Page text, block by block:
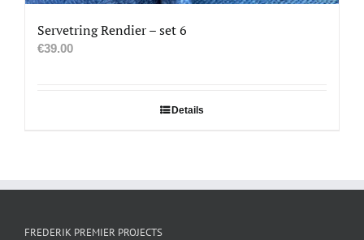
Servetring Rendier – set 6
€39.00
Details
FREDERIK PREMIER PROJECTS